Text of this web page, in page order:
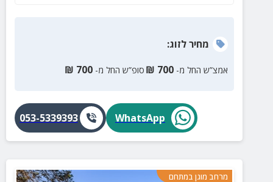
מחירלזוג:
אמצ”ש החל מ- 700
₪ סופ”ש החל מ- 700
₪
WhatsApp
053-5339393
מרחב מוגן במתחם